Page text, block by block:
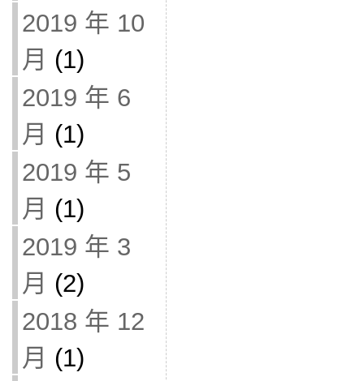
2019 年 10
月 (1)
2019 年 6
月 (1)
2019 年 5
月 (1)
2019 年 3
月 (2)
2018 年 12
月 (1)